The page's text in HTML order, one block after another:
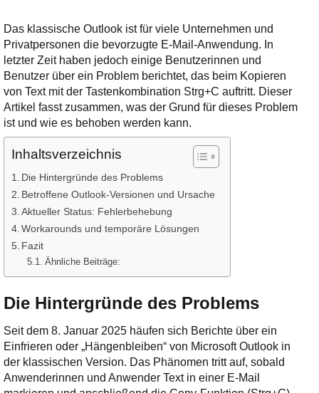
Das klassische Outlook ist für viele Unternehmen und
Privatpersonen die bevorzugte E-Mail-Anwendung. In
letzter Zeit haben jedoch einige Benutzerinnen und
Benutzer über ein Problem berichtet, das beim Kopieren
von Text mit der Tastenkombination Strg+C auftritt. Dieser
Artikel fasst zusammen, was der Grund für dieses Problem
ist und wie es behoben werden kann.
Inhaltsverzeichnis
Die Hintergründe des Problems
Betroffene Outlook-Versionen und Ursache
Aktueller Status: Fehlerbehebung
Workarounds und temporäre Lösungen
Fazit
Ähnliche Beiträge:
Die Hintergründe des Problems
Seit dem 8. Januar 2025 häufen sich Berichte über ein
Einfrieren oder „Hängenbleiben“ von Microsoft Outlook in
der klassischen Version. Das Phänomen tritt auf, sobald
Anwenderinnen und Anwender Text in einer E-Mail
bereithält!
Wie z.B. Outlook,
GMail, Thunderbird
oder auch
KuNoMail, usw.
Ihre E-Mail
Adresse:
E-Mail
E-Mail bestätigen